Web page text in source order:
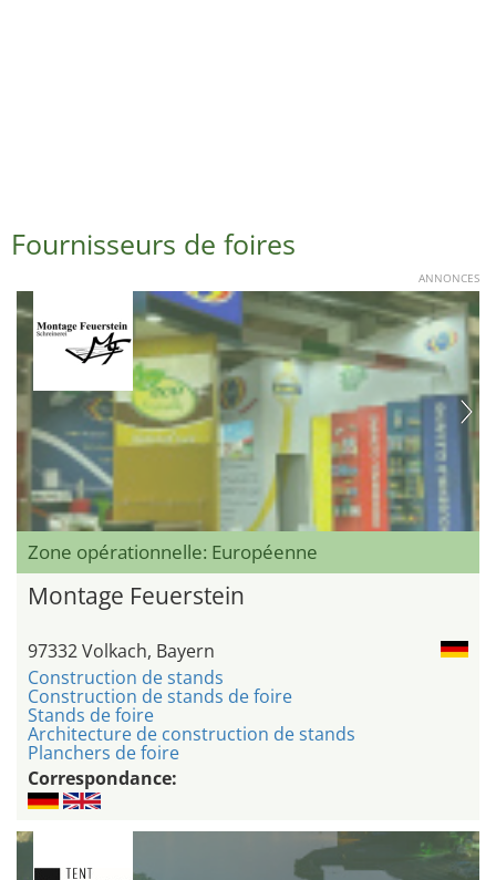
Fournisseurs de foires
ANNONCES
Zone opérationnelle: Européenne
Montage Feuerstein
97332 Volkach, Bayern
Construction de stands
Construction de stands de foire
Stands de foire
Architecture de construction de stands
Planchers de foire
Correspondance: